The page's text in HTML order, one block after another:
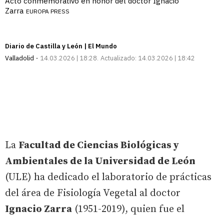
Zarra EUROPA PRESS
Diario de Castilla y León | El Mundo
Valladolid
14.03.2026 | 18:28 Actualizado: 14.03.2026 | 18:42
La Facultad de Ciencias Biológicas y
Ambientales de la Universidad de León
(ULE) ha dedicado el laboratorio de prácticas
del área de Fisiología Vegetal al doctor
Ignacio Zarra (1951-2019), quien fue el